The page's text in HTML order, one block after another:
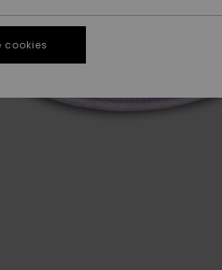
cookies